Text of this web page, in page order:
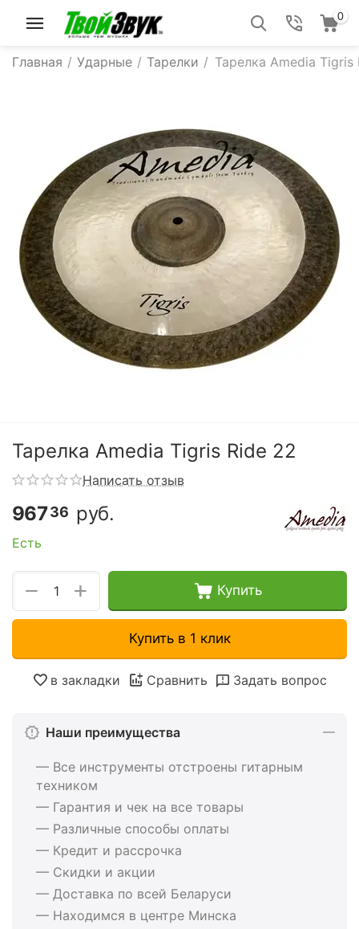
0
Главная / Ударные / Тарелки / Тарелка Amedia Tigris
Тарелка Amedia Tigris Ride 22
Написать отзыв
96736 руб.
Есть
+
− Купить
Купить в 1 клик
в закладки Сравнить Задать вопрос
Наши преимущества
— Все инструменты отстроены гитарным
техником
— Гарантия и чек на все товары
— Различные способы оплаты
— Кредит и рассрочка
— Скидки и акции
— Доставка по всей Беларуси
— Находимся в центре Минска